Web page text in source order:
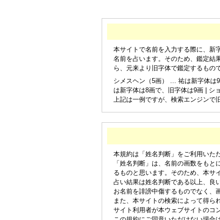
本サイトで名前を入力する際に、新
名前を占います。そのため、鑑定結
ら、元来より旧字体で鑑定するもの
シメスヘン（5画） … 祐は新字体は
は新字体は8画で、旧字体は9画 | シ
上記は一例ですが、検索エンジン
本規約は「姓名判断」をご利用いた
「姓名判断」は、名前の画数をも
るものと思います。そのため、本サ
占い結果は姓名判断である以上、良
お名前を誹謗中傷するものでなく、
また、本サイトの検索によって得ら
サイト利用者が本ウェブサイトのコ